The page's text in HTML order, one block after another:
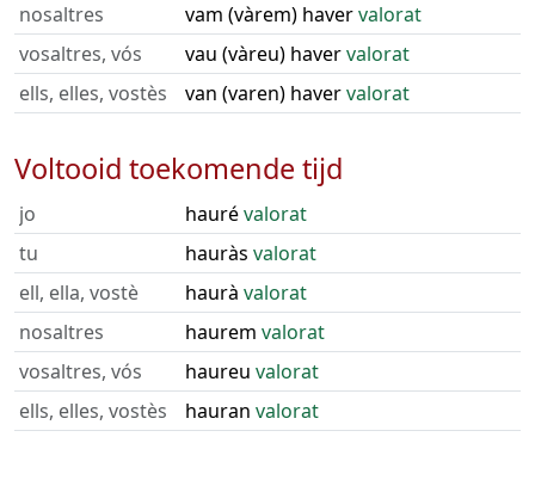
nosaltres
vam (vàrem) havervalorat
vosaltres, vós
vau (vàreu) havervalorat
ells, elles, vostès
van (varen) havervalorat
Voltooid toekomende tijd
jo haurévalorat
tu
hauràs valorat
ell, ella, vostè
haurà valorat
nosaltres
haurem valorat
vosaltres, vós
haureu valorat
ells, elles, vostès
hauran valorat